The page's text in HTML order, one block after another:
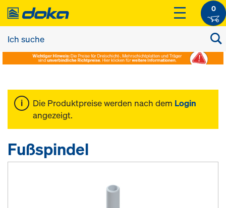
0
Die Produktpreise werden nach dem Login
angezeigt.
Fußspindel